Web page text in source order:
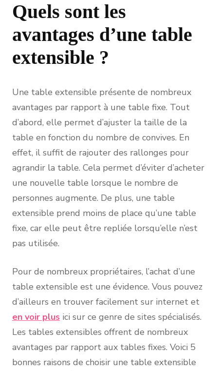
Quels sont les
avantages d’une table
extensible ?
Une table extensible présente de nombreux
avantages par rapport à une table fixe. Tout
d’abord, elle permet d’ajuster la taille de la
table en fonction du nombre de convives. En
effet, il suffit de rajouter des rallonges pour
agrandir la table. Cela permet d’éviter d’acheter
une nouvelle table lorsque le nombre de
personnes augmente. De plus, une table
extensible prend moins de place qu’une table
fixe, car elle peut être repliée lorsqu’elle n’est
pas utilisée.
Pour de nombreux propriétaires, l’achat d’une
table extensible est une évidence. Vous pouvez
d’ailleurs en trouver facilement sur internet et
en voir plus ici sur ce genre de sites spécialisés.
Les tables extensibles offrent de nombreux
avantages par rapport aux tables fixes. Voici 5
bonnes raisons de choisir une table extensible